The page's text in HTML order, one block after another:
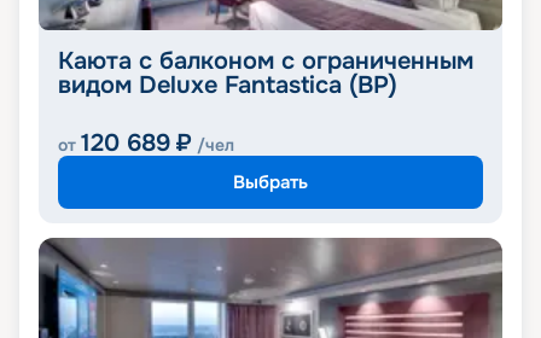
Каюта с балконом с ограниченным
видом Deluxe Fantastica (BP)
от 120 689 ₽ /чел
Выбрать